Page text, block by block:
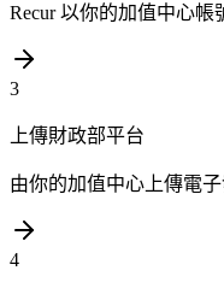
Recur 以你的加值中心
3
上傳財政部平台
由你的加值中心上傳電
4